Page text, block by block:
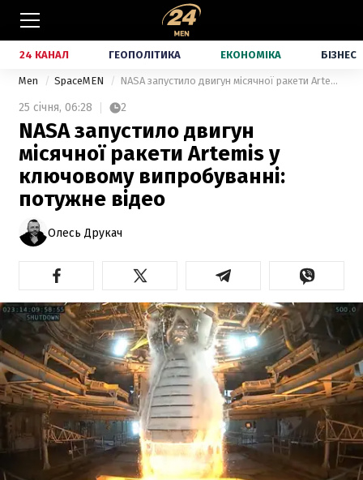
24 КАНАЛ ГЕОПОЛІТИКА ЕКОНОМІКА БІЗНЕС
Men SpaceMEN NASA запустило двигун місячної ракети Artemis у ключовому випробуванні: потужне відео
25 січня, 06:28 2
NASA запустило двигун
місячної ракети Artemis у
ключовому випробуванні:
потужне відео
Олесь Друкач